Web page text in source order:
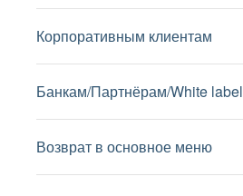
Корпоративным клиентам
Банкам/Партнёрам/White label
Возврат в основное меню